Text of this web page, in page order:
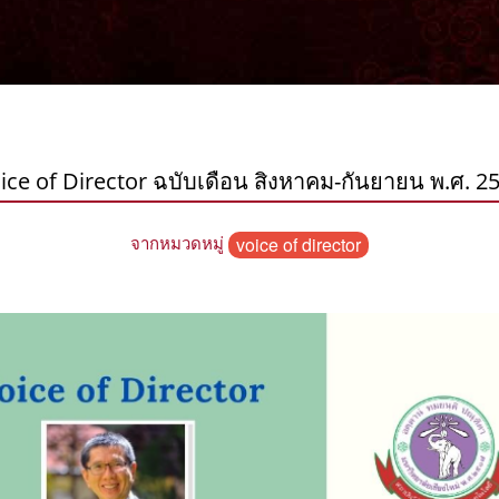
of Director ฉบับเดือน สิงหาคม-กันยายน พ.ศ.
จากหมวดหมู่ voice of director